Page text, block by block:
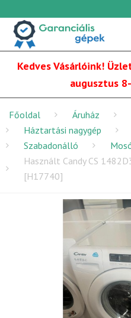
Kedves Vásárlóink!
augusztus
Főoldal Áruház
Háztartási nagygép
Szabadonálló
Használt Candy CS
[H17740]